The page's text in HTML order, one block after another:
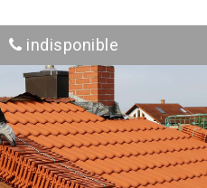
indisponible